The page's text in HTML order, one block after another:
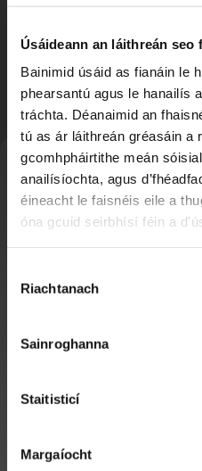
Úsáideann an láithreán seo
Bainimid úsáid as fianáin le
phearsantú agus le hanailís
tráchta. Déanaimid an
tú as ár láithreán gréasáin a
gcomhpháirtithe meán
anailísíochta, agus
éineacht le faisnéis eile a
óna gcuid seirbhísí féin a
Toilithe
Riachtanach
Sainroghanna
Staitisticí
Margaíocht
Seachtain Scútáil ar Scoil